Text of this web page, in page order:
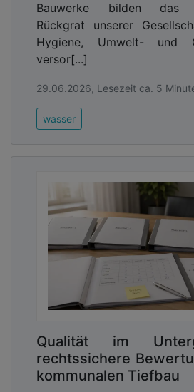
Bauwerke bilden das
Rückgrat unserer
Hygiene, Umwelt- und
versor[...]
29.06.2026, Lesezeit ca. 5
wasser
Qualität im
rechtssichere
kommunalen Tiefbau